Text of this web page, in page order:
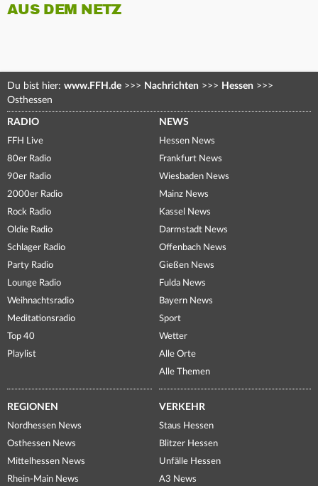
AUS DEM NETZ
Du bist hier: www.FFH.de >>> Nachrichten >>> Hessen >>>
Osthessen
RADIO
FFH Live
80er Radio
90er Radio
2000er Radio
Rock Radio
Oldie Radio
Schlager Radio
Party Radio
Lounge Radio
Weihnachtsradio
Meditationsradio
Top 40
Playlist
NEWS
Hessen News
Frankfurt News
Wiesbaden News
Mainz News
Kassel News
Darmstadt News
Offenbach News
Gießen News
Fulda News
Bayern News
Sport
Wetter
Alle Orte
Alle Themen
REGIONEN
Nordhessen News
Osthessen News
Mittelhessen News
Rhein-Main News
VERKEHR
Staus Hessen
Blitzer Hessen
Unfälle Hessen
A3 News